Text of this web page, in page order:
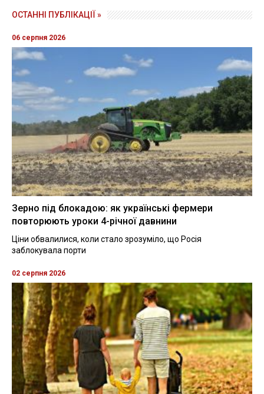
ОСТАННІ ПУБЛІКАЦІЇ »
06 серпня 2026
Зерно під блокадою: як українські фермери
повторюють уроки 4-річної давнини
Ціни обвалилися, коли стало зрозуміло, що Росія
заблокувала порти
02 серпня 2026